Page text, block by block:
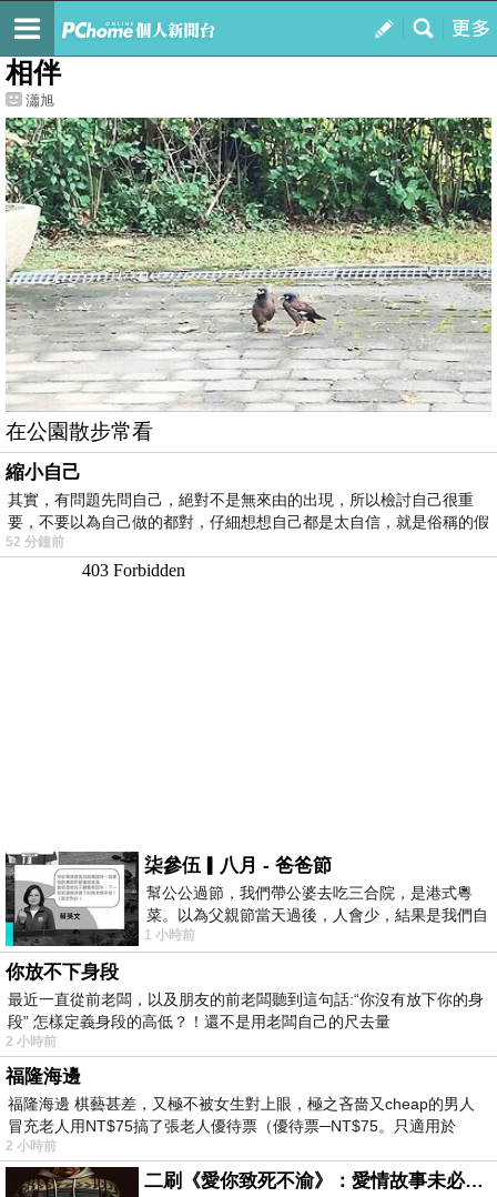
我的
最新文章
相伴
瀟旭
在公園散步常看
縮小自己
其實，有問題先問自己，絕對不是無來由的出現，所以檢討自己很重
要，不要以為自己做的都對，仔細想想自己都是太自信，就是俗稱的假
52 分鐘前
柒參伍▎八月 - 爸爸節
幫公公過節，我們帶公婆去吃三合院，是港式粵
菜。以為父親節當天過後，人會少，結果是我們自
己想多了。人陸續地進，滿滿都是人，個人
1 小時前
你放不下身段
最近一直從前老闆，以及朋友的前老闆聽到這句話:“你沒有放下你的身
段” 怎樣定義身段的高低？！還不是用老闆自己的尺去量
2 小時前
福隆海邊
福隆海邊 棋藝甚差，又極不被女生對上眼，極之吝嗇又cheap的男人
冒充老人用NT$75搞了張老人優待票（優待票─NT$75。只適用於
2 小時前
二刷《愛你致死不渝》：愛情故事未必是浪漫故事